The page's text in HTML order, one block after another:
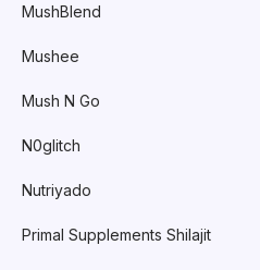
MushBlend
Mushee
Mush N Go
N0glitch
Nutriyado
Primal Supplements Shilajit